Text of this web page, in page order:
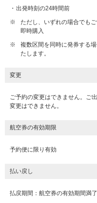
出発時刻の24時間前
※
ただし、いずれの場合でも
即時購入
※
複数区間を同時に発券する
たします。
変更
ご予約の変更はできません。ご
変更はできません。
航空券の有効期限
予約便に限り有効
払い戻し
払戻期間：航空券の有効期間満